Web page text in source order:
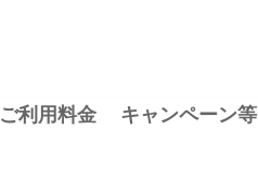
ご利用料金 キャンペーン等